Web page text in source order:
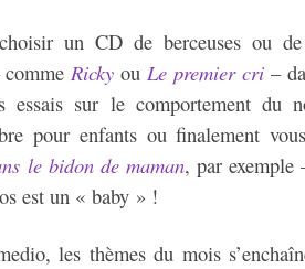
un CD de berceuses ou
commeRicky ouLe premier cri–
essais sur le comportement du
pour enfants ou finalement
le bidon de maman, par exemple
est un « baby » !
les thèmes du mois